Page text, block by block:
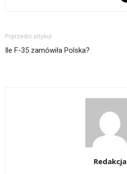
Poprzedni artykuł
Ile F-35 zamówiła Polska?
Redakcja